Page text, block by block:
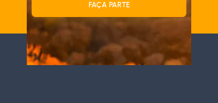
FAÇA PARTE